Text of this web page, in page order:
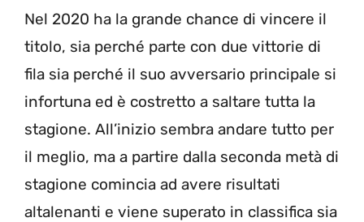
Nel 2020 ha la grande chance di vincere il
titolo, sia perché parte con due vittorie di
fila sia perché il suo avversario principale si
infortuna ed è costretto a saltare tutta la
stagione. All’inizio sembra andare tutto per
il meglio, ma a partire dalla seconda metà di
stagione comincia ad avere risultati
altalenanti e viene superato in classifica sia